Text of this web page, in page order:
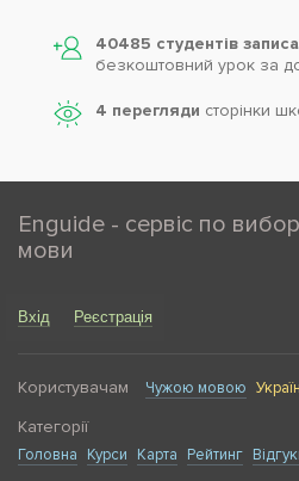
40485 студентів
безкоштовний урок за
4 перегляди сторінки
Enguide - сервіс по
мови
Вхід Реєстрація
Користувачам Чужою мовою
Категорії
Головна Курси Карта Рейтинг